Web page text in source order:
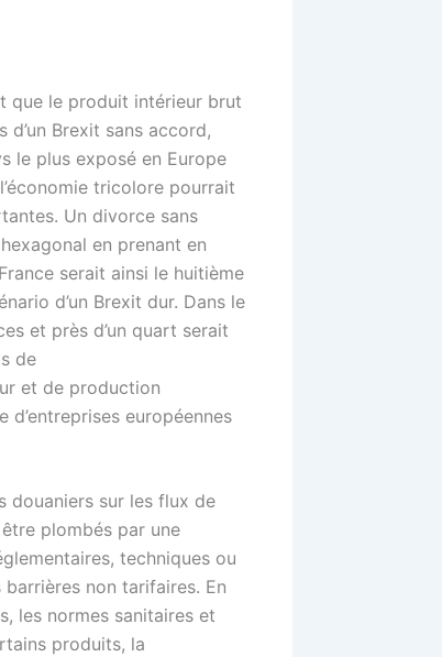
que le produit intérieur brut
Brexit sans accord,
le plus exposé en Europe
tricolore pourrait
Un divorce sans
en prenant en
serait ainsi le huitième
d’un Brexit dur. Dans le
et près d’un quart serait
de
et de production
européennes
douaniers sur les flux de
plombés par une
techniques ou
non tarifaires. En
les normes sanitaires et
produits, la